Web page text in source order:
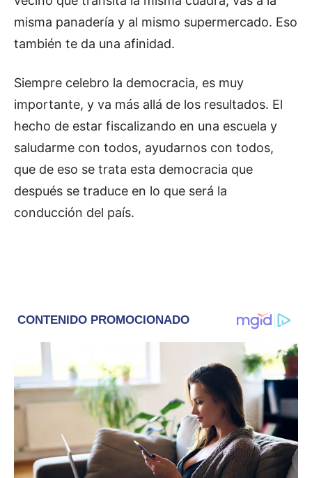
misma panadería y al mismo supermercado. Eso
también te da una afinidad.
Siempre celebro la democracia, es muy
importante, y va más allá de los resultados. El
hecho de estar fiscalizando en una escuela y
saludarme con todos, ayudarnos con todos,
que de eso se trata esta democracia que
después se traduce en lo que será la
conducción del país.